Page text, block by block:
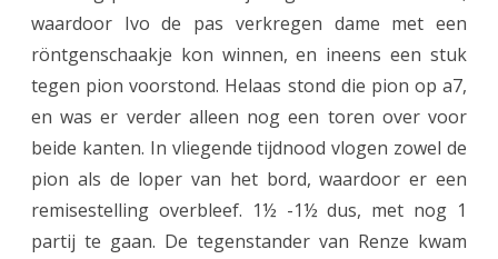
waardoor Ivo de pas verkregen dame met een
röntgenschaakje kon winnen, en ineens een stuk
tegen pion voorstond. Helaas stond die pion op a7,
en was er verder alleen nog een toren over voor
beide kanten. In vliegende tijdnood vlogen zowel de
pion als de loper van het bord, waardoor er een
remisestelling overbleef. 1½ -1½ dus, met nog 1
partij te gaan. De tegenstander van Renze kwam